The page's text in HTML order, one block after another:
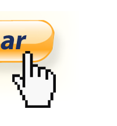
m
p
ar
tir